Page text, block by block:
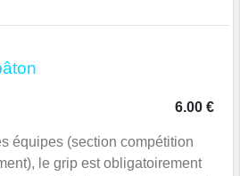
6.00 €
équipes (section compétition
le grip est obligatoirement